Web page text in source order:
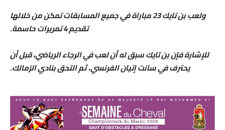
ولعب بن تايك 23 مباراة في جميع المسابقات تمكن من خلالها
تقديم 4 تمريرات حاسمة.
للإشارة فإن بن تايك سبق له أن لعب في الرجاء الرياضي، قبل أن
يحترف في سانت إتيان الفرنسي، ثم التحق بنادي الزمالك.